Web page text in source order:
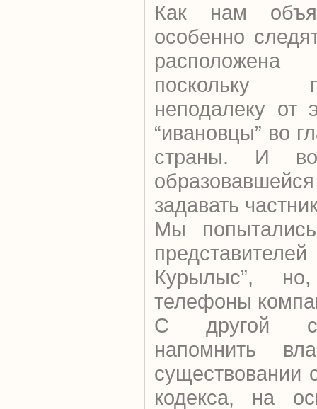
Как нам
особенно
поскольку
неподалеку от
“ивановцы” во
страны. И
задавать
Мы
Курылыс”,
телефоны
С другой
напомнить
существовании
кодекса, на